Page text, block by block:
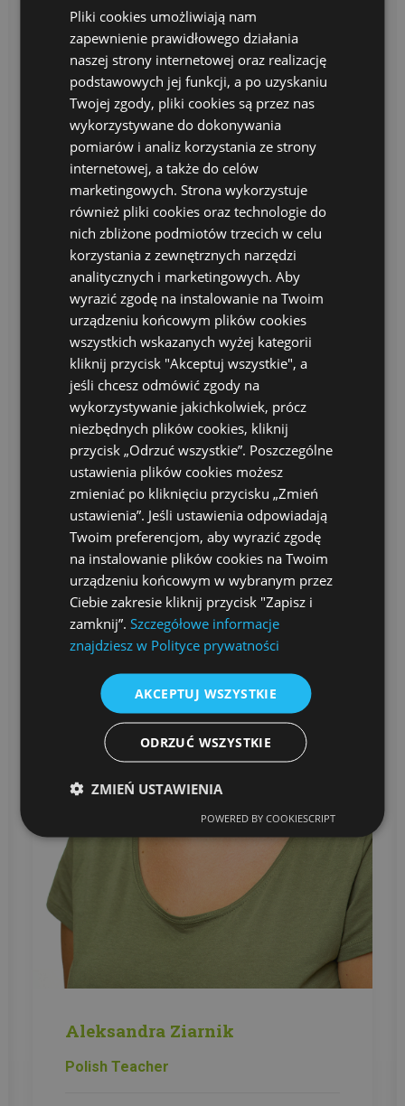
Barbara Gworek
Polish Teacher
by admin
Aleksandra Ziarnik
Polish Teacher
Pliki cookies umożliwiają nam
zapewnienie prawidłowego działania
naszej strony internetowej oraz realizację
podstawowych jej funkcji, a po uzyskaniu
Twojej zgody, pliki cookies są przez nas
wykorzystywane do dokonywania
pomiarów i analiz korzystania ze strony
internetowej, a także do celów
marketingowych. Strona wykorzystuje
również pliki cookies oraz technologie do
nich zbliżone podmiotów trzecich w celu
korzystania z zewnętrznych narzędzi
analitycznych i marketingowych. Aby
wyrazić zgodę na instalowanie na Twoim
urządzeniu końcowym plików cookies
wszystkich wskazanych wyżej kategorii
kliknij przycisk "Akceptuj wszystkie", a
jeśli chcesz odmówić zgody na
wykorzystywanie jakichkolwiek, prócz
niezbędnych plików cookies, kliknij
przycisk „Odrzuć wszystkie”. Poszczególne
ustawienia plików cookies możesz
zmieniać po kliknięciu przycisku „Zmień
ustawienia”. Jeśli ustawienia odpowiadają
Twoim preferencjom, aby wyrazić zgodę
na instalowanie plików cookies na Twoim
urządzeniu końcowym w wybranym przez
Ciebie zakresie kliknij przycisk "Zapisz i
zamknij”.Szczegółowe informacje
znajdziesz w Polityce prywatności
AKCEPTUJ WSZYSTKIE
ODRZUĆ WSZYSTKIE
ZMIEŃ USTAWIENIA
POWERED BY COOKIESCRIPT